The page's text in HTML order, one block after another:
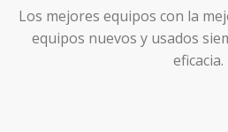
Los mejores equipos con la
equipos nuevos y usados
eficacia.